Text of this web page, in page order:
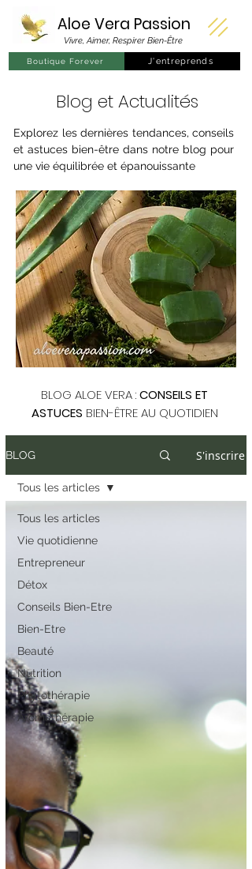
Aloe Vera Passion
Vivre, Aimer, Respirer Bien-Être
J'entreprends
Boutique Forever
Blog et Actualités
Explorez les dernières tendances, conseils
et astuces bien-être dans notre blog pour
une vie équilibrée et épanouissante
BLOG ALOE VERA :CONSEILS ET
ASTUCES BIEN-ÊTRE AU QUOTIDIEN
BLOG S'inscrire
Tous les articles
Vie quotidienne
Entrepreneur
Détox
Conseils Bien-Etre
Bien-Etre
Beauté
Nutrition
Phytothérapie
Aromathérapie
Tous les articles